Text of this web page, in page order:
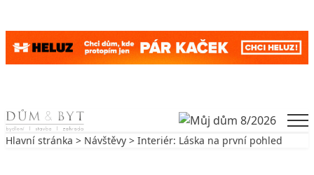
Skip to content
Hlavní stránka > Návštěvy > Interiér: Láska na první pohled